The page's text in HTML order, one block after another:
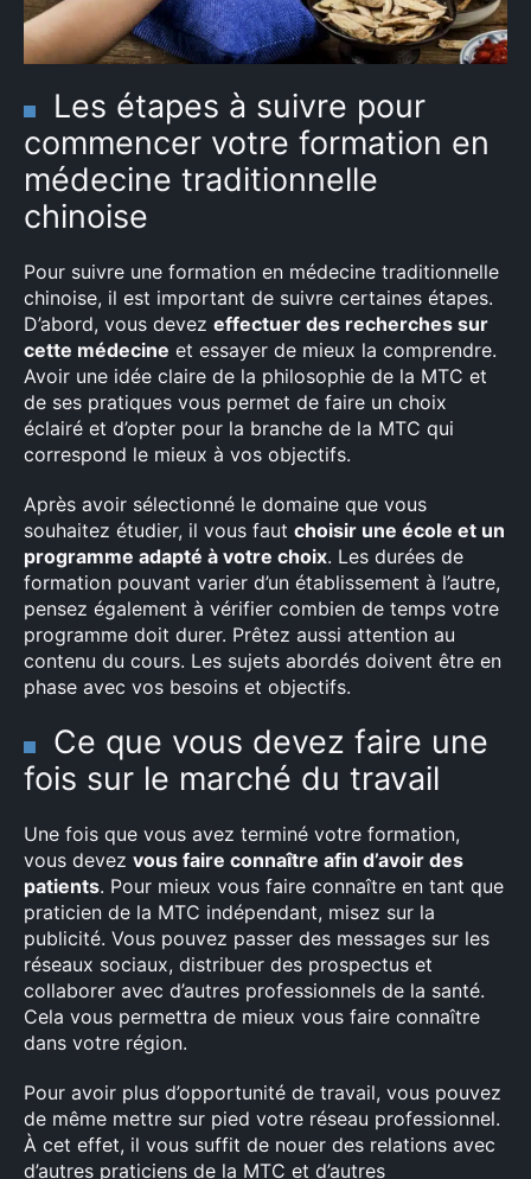
Les étapes à suivre pour
commencer votre formation en
médecine traditionnelle
chinoise
Pour suivre une formation en médecine traditionnelle
chinoise, il est important de suivre certaines étapes.
D’abord, vous devez effectuer des recherches sur
cette médecine et essayer de mieux la comprendre.
Avoir une idée claire de la philosophie de la MTC et
de ses pratiques vous permet de faire un choix
éclairé et d’opter pour la branche de la MTC qui
correspond le mieux à vos objectifs.
Après avoir sélectionné le domaine que vous
souhaitez étudier, il vous faut choisir une école et un
programme adapté à votre choix. Les durées de
formation pouvant varier d’un établissement à l’autre,
pensez également à vérifier combien de temps votre
programme doit durer. Prêtez aussi attention au
contenu du cours. Les sujets abordés doivent être en
phase avec vos besoins et objectifs.
Ce que vous devez faire une
fois sur le marché du travail
Une fois que vous avez terminé votre formation,
vous devez vous faire connaître afin d’avoir des
patients. Pour mieux vous faire connaître en tant que
praticien de la MTC indépendant, misez sur la
publicité. Vous pouvez passer des messages sur les
réseaux sociaux, distribuer des prospectus et
collaborer avec d’autres professionnels de la santé.
Cela vous permettra de mieux vous faire connaître
dans votre région.
Pour avoir plus d’opportunité de travail, vous pouvez
de même mettre sur pied votre réseau professionnel.
À cet effet, il vous suffit de nouer des relations avec
d’autres praticiens de la MTC et d’autres